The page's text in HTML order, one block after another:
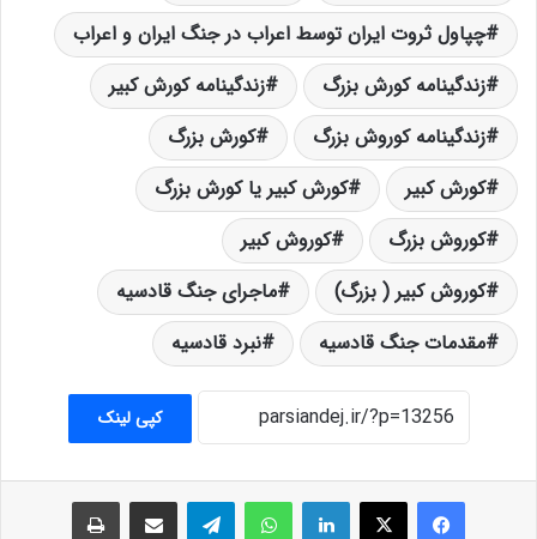
چپاول ثروت ایران توسط اعراب در جنگ ایران و اعراب
زندگینامه کورش بزرگ
زندگینامه کورش کبیر
زندگینامه کوروش بزرگ
کورش بزرگ
کورش کبیر
کورش کبیر یا کورش بزرگ
کوروش بزرگ
کوروش کبیر
کوروش کبیر ( بزرگ)
ماجرای جنگ قادسیه
مقدمات جنگ قادسیه
نبرد قادسیه
کپی لینک
فیس بوک X لینکدین واتس آپ تلگرام اشتراک گذاری از طریق ایمیل چاپ